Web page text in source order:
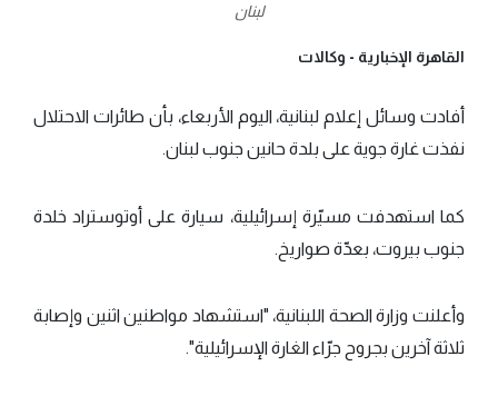
لبنان
القاهرة الإخبارية - وكالات
أفادت وسائل إعلام لبنانية، اليوم الأربعاء، بأن طائرات الاحتلال
نفذت غارة جوية على بلدة حانين جنوب لبنان.
كما استهدفت مسيّرة إسرائيلية، سيارة على أوتوستراد خلدة
جنوب بيروت، بعدّة صواريخ.
وأعلنت وزارة الصحة اللبنانية، "استشهاد مواطنين اثنين وإصابة
ثلاثة آخرين بجروح جرّاء الغارة الإسرائيلية".